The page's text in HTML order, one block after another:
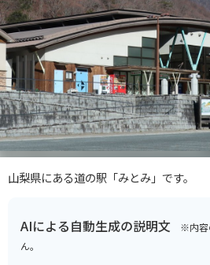
山梨県にある道の駅「みとみ」です。
AIによる自動生成の説明文 ※内容
ん。